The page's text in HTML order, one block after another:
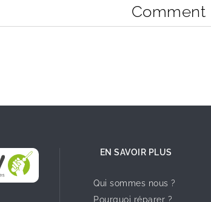
Comment
EN SAVOIR PLUS
Qui sommes nous ?
Pourquoi réparer ?